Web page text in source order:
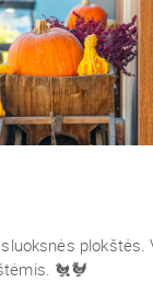
plokštės.
🐔🐓